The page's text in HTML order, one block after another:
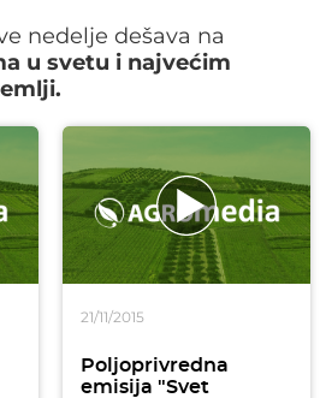
nedelje dešava na
u svetu i najvećim
21/11/2015
Poljoprivredna
emisija "Svet